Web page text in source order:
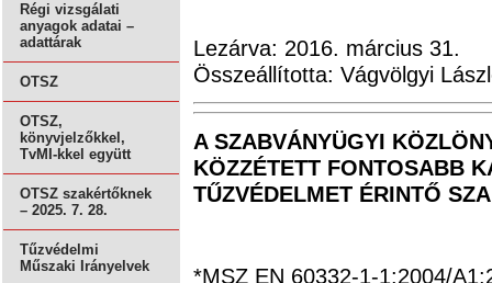
Régi vizsgálati
anyagok adatai –
adattárak
OTSZ
OTSZ,
könyvjelzőkkel,
TvMI-kkel együtt
OTSZ szakértőknek
– 2025. 7. 28.
Tűzvédelmi
Műszaki Irányelvek
Lezárva: 2016. március 31.
Összeállította: Vágvölgyi
A SZABVÁNYÜGYI
KÖZZÉTETT FONTOSABB
TŰZVÉDELMET ÉRINTŐ
*MSZ EN 60332-1-1:2004/